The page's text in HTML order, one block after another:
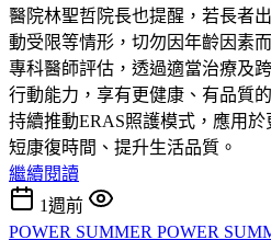
醫院林聖哲院長也提醒，若長者
動受限等情形，切勿因年齡因素
專科醫師評估，透過適當治療及
行動能力，享有更健康、有品質
持續推動ERAS照護模式，應用
短康復時間、提升生活品質。
繼續閱讀
1週前
POWER SUMMER POWER